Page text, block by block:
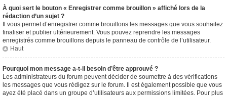
À quoi sert le bouton « Enregistrer comme brouillon » affiché lors de la
rédaction d’un sujet ?
Il vous permet d’enregistrer comme brouillons les messages que vous souhaitez
finaliser et publier ultérieurement. Vous pouvez reprendre les messages
enregistrés comme brouillons depuis le panneau de contrôle de l’utilisateur.
Haut
Pourquoi mon message a-t-il besoin d’être approuvé ?
Les administrateurs du forum peuvent décider de soumettre à des vérifications
les messages que vous rédigez sur le forum. Il est également possible que vous
ayez été placé dans un groupe d’utilisateurs aux permissions limitées. Pour plus